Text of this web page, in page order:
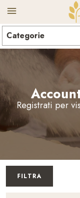
Registrati per
FILTRA